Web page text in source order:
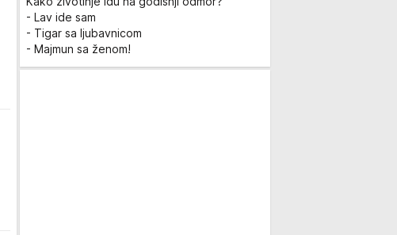
- Lav ide sam
- Tigar sa ljubavnicom
- Majmun sa ženom!